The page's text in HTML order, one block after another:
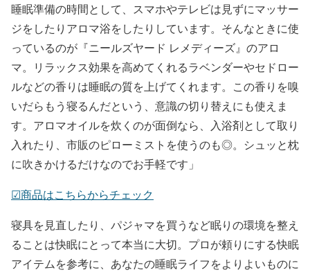
睡眠準備の時間として、スマホやテレビは見ずにマッサー
ジをしたりアロマ浴をしたりしています。そんなときに使
っているのが『ニールズヤード レメディーズ』のアロ
マ。リラックス効果を高めてくれるラベンダーやセドロー
ルなどの香りは睡眠の質を上げてくれます。この香りを嗅
いだらもう寝るんだという、意識の切り替えにも使えま
す。アロマオイルを炊くのが面倒なら、入浴剤として取り
入れたり、市販のピローミストを使うのも◎。シュッと枕
に吹きかけるだけなのでお手軽です」
☑︎商品はこちらからチェック
寝具を見直したり、パジャマを買うなど眠りの環境を整え
ることは快眠にとって本当に大切。プロが頼りにする快眠
アイテムを参考に、あなたの睡眠ライフをよりよいものに